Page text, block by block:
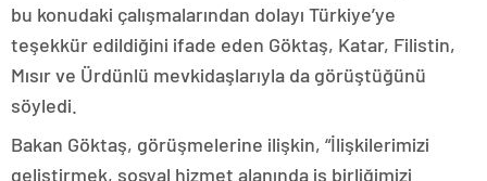
bu konudaki çalışmalarından dolayı Türkiye’ye
teşekkür edildiğini ifade eden Göktaş, Katar, Filistin,
Mısır ve Ürdünlü mevkidaşlarıyla da görüştüğünü
söyledi.
Bakan Göktaş, görüşmelerine ilişkin, “İlişkilerimizi
geliştirmek, sosyal hizmet alanında iş birliğimizi